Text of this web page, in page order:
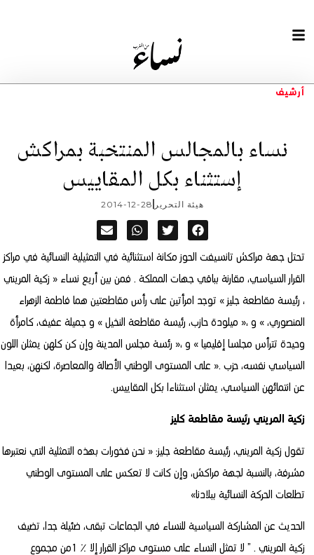
أرشيف
نساء بالمجالس المنتخبة بمراكش
إستثناء بكل المقاييس
هيئة التحرير 2014-12-28
تحتل جهة مراكش تانسيفت الحوز مكانة استثنائية في التمثيلية النسائية في مراكز
القرار السياسي، مقارنة بباقي جهات المملكة . فمن بين أريع نساء « زكية المريني
، رئيسة مقاطعة جليز » توجد امرأتين على رأس مقاطعتين هما فاطمة الزهراء
المنصوري، » و ،« ميلودة حازب، رئيسة مقاطعة النخيل » و جميلة عفيف، كامرأة
وحيدة تترأس مجلسا إقليميا » و ،« رئسة مجلس المدينة وإن كن كلهن يمثلن اللون
السياسي نفسه، حزب .« على المستوى الوطني الأصالة والمعاصرة، لكنهن، بعيدا
عن انتمائهن السياسي، يمثلن استثناءا بكل المقاييس.
زكية المريني رئيسة مقاطعة كليز
تقول زكية المريني، رئيسة مقاطعة جليز: « نحن فخورات بهذه التمثلية التي نعتبرها
مشرفة، بالنسبة لجهة مراكش، وإن كانت لا تعكس على المستوى الوطني
تطلعات الحركة النسائية ببلادنا»
الحديث عن المشاركة السياسية للنساء في الجماعات تبقى، ضئيلة جدا، تضيف
زكية المريني . ” لا تمثل النساء على مستوى مراكز القرار إلا ٪ 1من مجموع